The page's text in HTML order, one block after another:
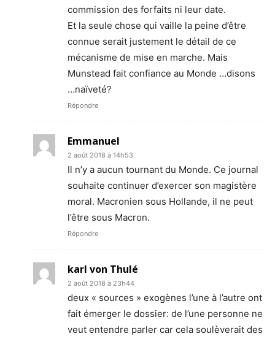
commission des forfaits ni leur date.
Et la seule chose qui vaille la peine d’être
connue serait justement le détail de ce
mécanisme de mise en marche. Mais
Munstead fait confiance au Monde …disons
…naïveté?
Répondre
Emmanuel
2 août 2018 à 14h53
Il n’y a aucun tournant du Monde. Ce journal
souhaite continuer d’exercer son magistère
moral. Macronien sous Hollande, il ne peut
l’être sous Macron.
Répondre
karl von Thulé
2 août 2018 à 23h44
deux « sources » exogènes l’une à l’autre ont
fait émerger le dossier: de l’une personne ne
veut entendre parler car cela soulèverait des